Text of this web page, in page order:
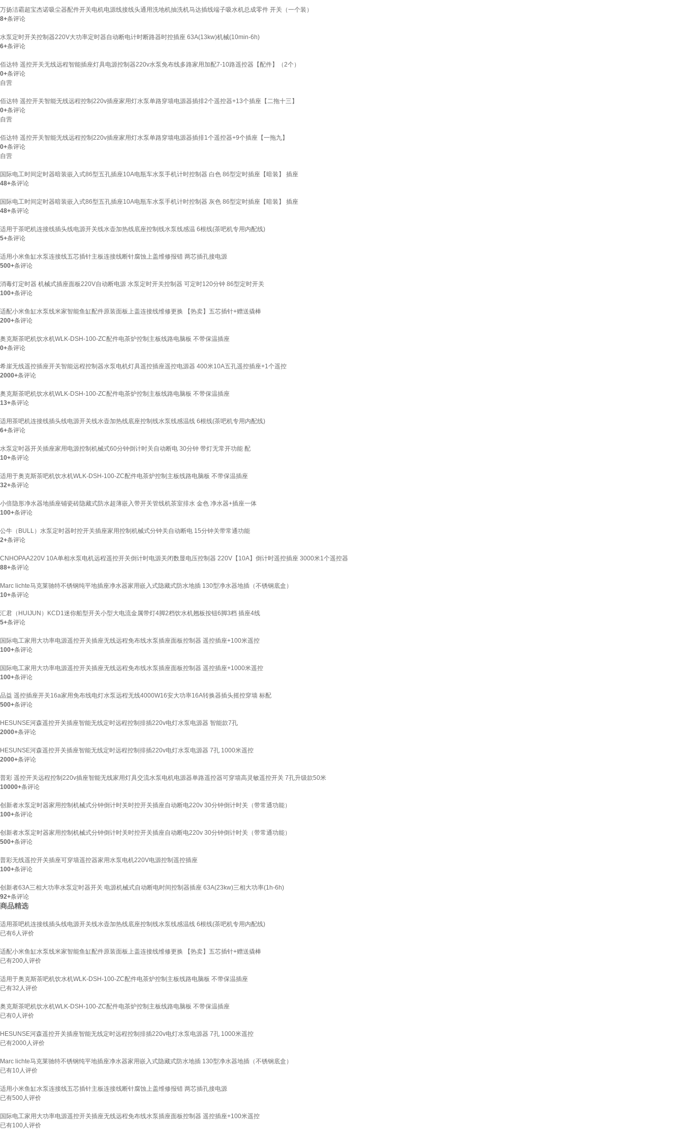
万扬洁霸超宝杰诺吸尘器配件开关电机电源线接线头通用洗地机抽洗机马达插线端子吸水机总成零件 开关（一个装）
8+条评论
水泵定时开关控制器220V大功率定时器自动断电计时断路器时控插座 63A(13kw)机械(10min-6h)
6+条评论
佰达特 遥控开关无线远程智能插座灯具电源控制器220v水泵免布线多路家用加配7-10路遥控器【配件】（2个）
0+条评论
自营
佰达特 遥控开关智能无线远程控制220v插座家用灯水泵单路穿墙电源器插排2个遥控器+13个插座【二拖十三】
0+条评论
自营
佰达特 遥控开关智能无线远程控制220v插座家用灯水泵单路穿墙电源器插排1个遥控器+9个插座【一拖九】
0+条评论
自营
国际电工时间定时器暗装嵌入式86型五孔插座10A电瓶车水泵手机计时控制器 白色 86型定时插座【暗装】 插座
48+条评论
国际电工时间定时器暗装嵌入式86型五孔插座10A电瓶车水泵手机计时控制器 灰色 86型定时插座【暗装】 插座
48+条评论
适用于茶吧机连接线插头线电源开关线水壶加热线底座控制线水泵线感温 6根线(茶吧机专用内配线)
5+条评论
适用小米鱼缸水泵连接线五芯插针主板连接线断针腐蚀上盖维修报错 两芯插孔接电源
500+条评论
消毒灯定时器 机械式插座面板220V自动断电源 水泵定时开关控制器 可定时120分钟 86型定时开关
100+条评论
适配小米鱼缸水泵线米家智能鱼缸配件原装面板上盖连接线维修更换 【热卖】五芯插针+赠送撬棒
200+条评论
奥克斯茶吧机饮水机WLK-DSH-100-ZC配件电茶炉控制主板线路电脑板 不带保温插座
0+条评论
希崖无线遥控插座开关智能远程控制器水泵电机灯具遥控插座遥控电源器 400米10A五孔遥控插座+1个遥控
2000+条评论
奥克斯茶吧机饮水机WLK-DSH-100-ZC配件电茶炉控制主板线路电脑板 不带保温插座
13+条评论
适用茶吧机连接线插头线电源开关线水壶加热线底座控制线水泵线感温线 6根线(茶吧机专用内配线)
6+条评论
水泵定时器开关插座家用电源控制机械式60分钟倒计时关自动断电 30分钟 带灯无常开功能 配
10+条评论
适用于奥克斯茶吧机饮水机WLK-DSH-100-ZC配件电茶炉控制主板线路电脑板 不带保温插座
32+条评论
小倍隐形净水器地插座铺瓷砖隐藏式防水超薄嵌入带开关管线机茶室排水 金色 净水器+插座一体
100+条评论
公牛（BULL）水泵定时器时控开关插座家用控制机械式分钟关自动断电 15分钟关带常通功能
2+条评论
CNHOPAA220V 10A单相水泵电机远程遥控开关倒计时电源关闭数显电压控制器 220V【10A】倒计时遥控插座 3000米1个遥控器
88+条评论
Marc lichte马克莱驰特不锈钢纯平地插座净水器家用嵌入式隐藏式防水地插 130型净水器地插（不锈钢底盒）
10+条评论
汇君（HUIJUN）KCD1迷你船型开关小型大电流金属带灯4脚2档饮水机翘板按钮6脚3档 插座4线
5+条评论
国际电工家用大功率电源遥控开关插座无线远程免布线水泵插座面板控制器 遥控插座+100米遥控
100+条评论
国际电工家用大功率电源遥控开关插座无线远程免布线水泵插座面板控制器 遥控插座+1000米遥控
100+条评论
品益 遥控插座开关16a家用免布线电灯水泵远程无线4000W16安大功率16A转换器插头摇控穿墙 标配
500+条评论
HESUNSE河森遥控开关插座智能无线定时远程控制排插220v电灯水泵电源器 智能款7孔
2000+条评论
HESUNSE河森遥控开关插座智能无线定时远程控制排插220v电灯水泵电源器 7孔 1000米遥控
2000+条评论
普彩 遥控开关远程控制220v插座智能无线家用灯具交流水泵电机电源器单路遥控器可穿墙高灵敏遥控开关 7孔升级款50米
10000+条评论
创新者水泵定时器家用控制机械式分钟倒计时关时控开关插座自动断电220v 30分钟倒计时关（带常通功能）
100+条评论
创新者水泵定时器家用控制机械式分钟倒计时关时控开关插座自动断电220v 30分钟倒计时关（带常通功能）
500+条评论
普彩无线遥控开关插座可穿墙遥控器家用水泵电机220V电源控制遥控插座
100+条评论
创新者63A三相大功率水泵定时器开关 电源机械式自动断电时间控制器插座 63A(23kw)三相大功率(1h-6h)
92+条评论
商品精选
适用茶吧机连接线插头线电源开关线水壶加热线底座控制线水泵线感温线 6根线(茶吧机专用内配线)
已有6 人评价
适配小米鱼缸水泵线米家智能鱼缸配件原装面板上盖连接线维修更换 【热卖】五芯插针+赠送撬棒
已有200人评价
适用于奥克斯茶吧机饮水机WLK-DSH-100-ZC配件电茶炉控制主板线路电脑板 不带保温插座
已有32 人评价
奥克斯茶吧机饮水机WLK-DSH-100-ZC配件电茶炉控制主板线路电脑板 不带保温插座
已有0人评价
HESUNSE河森遥控开关插座智能无线定时远程控制排插220v电灯水泵电源器 7孔 1000米遥控
已有2000人评价
Marc lichte马克莱驰特不锈钢纯平地插座净水器家用嵌入式隐藏式防水地插 130型净水器地插（不锈钢底盒）
已有10人评价
适用小米鱼缸水泵连接线五芯插针主板连接线断针腐蚀上盖维修报错 两芯插孔接电源
已有500人评价
国际电工家用大功率电源遥控开关插座无线远程免布线水泵插座面板控制器 遥控插座+100米遥控
已有100人评价